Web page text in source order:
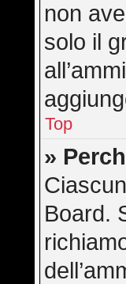
non
solo il
Top
»
Board.